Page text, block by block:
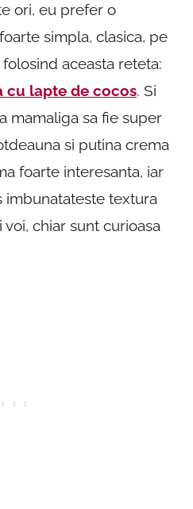
ori, eu prefer o
simpla, clasica, pe
aceasta reteta:
cu lapte de cocos. Si
mamaliga sa fie super
si putina crema
foarte interesanta, iar
imbunatateste textura
chiar sunt curioasa